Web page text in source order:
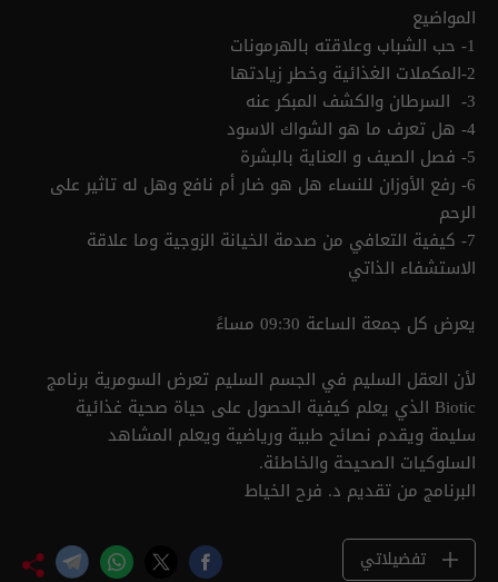
المواضيع
1- حب الشباب وعلاقته بالهرمونات
2-المكملات الغذائية وخطر زيادتها
3- السرطان والكشف المبكر عنه
4- هل تعرف ما هو الشواك الاسود
5- فصل الصيف و العناية بالبشرة
6- رفع الأوزان للنساء هل هو ضار أم نافع وهل له تاثير على
الرحم
7- كيفية التعافي من صدمة الخيانة الزوجية وما علاقة
الاستشفاء الذاتي
يعرض كل جمعة الساعة 09:30 مساءً
لأن العقل السليم في الجسم السليم تعرض السومرية برنامج
Biotic الذي يعلم كيفية الحصول على حياة صحية غذائية
سليمة ويقدم نصائح طبية ورياضية ويعلم المشاهد
السلوكيات الصحيحة والخاطئة.
البرنامج من تقديم د. فرح الخياط
تفضيلاتي